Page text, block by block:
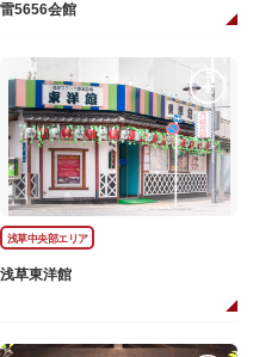
雷5656会館
浅草中央部エリア
浅草東洋館